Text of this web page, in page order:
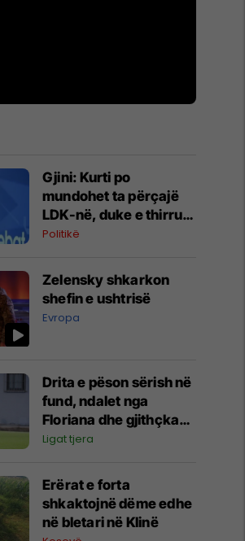
Gjini: Kurti po
mundohet ta përçajë
LDK-në, duke e thirrur
në bashkëqeverisje
Politikë
Zelensky shkarkon
shefin e ushtrisë
Evropa
Drita e pëson sërish në
fund, ndalet nga
Floriana dhe gjithçka
do të vendoset në
Ligat tjera
Erërat e forta
shkaktojnë dëme edhe
në bletari në Klinë